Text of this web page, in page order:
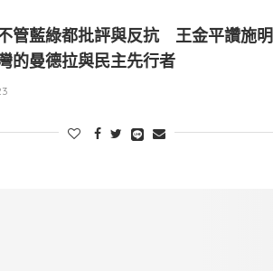
管藍綠都批評與反抗 王金平讚施明
的曼德拉與民主先行者